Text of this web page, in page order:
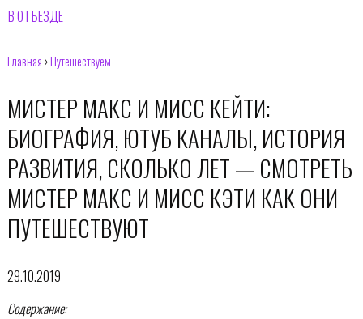
В ОТЪЕЗДЕ
Главная ›Путешествуем
МИСТЕР МАКС И МИСС КЕЙТИ:
БИОГРАФИЯ, ЮТУБ КАНАЛЫ, ИСТОРИЯ
РАЗВИТИЯ, СКОЛЬКО ЛЕТ — СМОТРЕТЬ
МИСТЕР МАКС И МИСС КЭТИ КАК ОНИ
ПУТЕШЕСТВУЮТ
29.10.2019
Содержание: